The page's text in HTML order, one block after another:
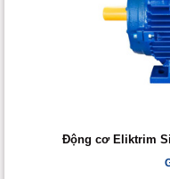
Động cơ Eliktrim